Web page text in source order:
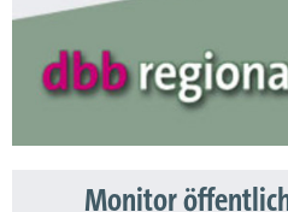
Monitor